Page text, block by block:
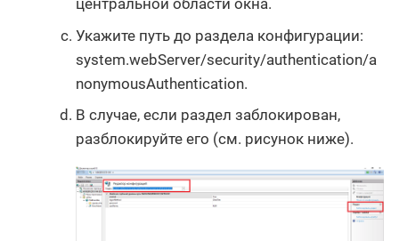
центральной области окна.
Укажите путь до раздела конфигурации:
system.webServer/security/authentication/a
nonymousAuthentication.
В случае, если раздел заблокирован,
разблокируйте его (см. рисунок ниже).